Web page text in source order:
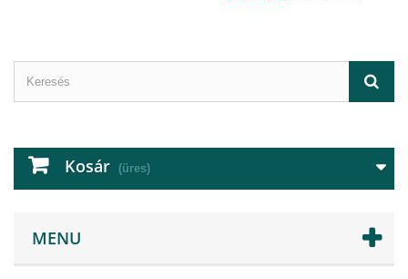
Kosár (üres)
MENU